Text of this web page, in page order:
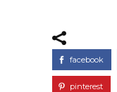
facebook
pinterest